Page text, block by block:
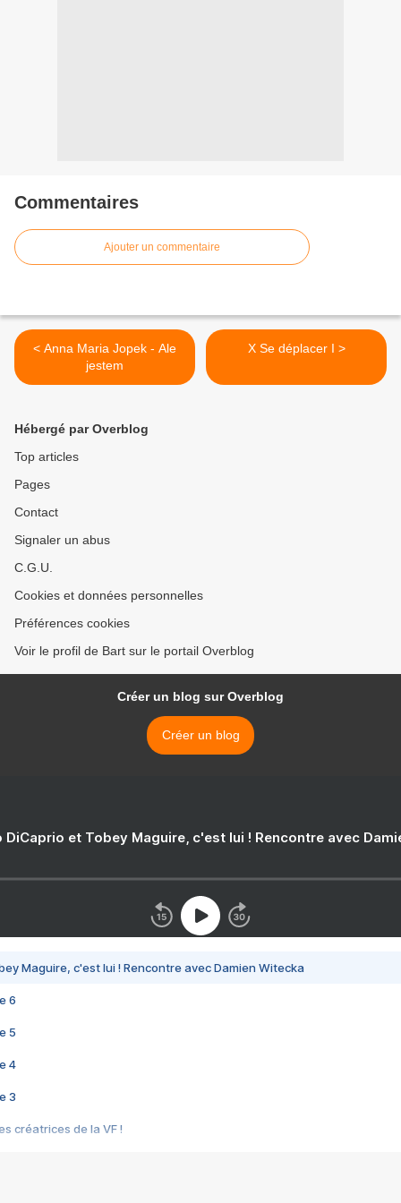
Commentaires
Ajouter un commentaire
< Anna Maria Jopek - Ale
jestem
X Se déplacer I >
Hébergé par Overblog
Top articles
Pages
Contact
Signaler un abus
C.G.U.
Cookies et données personnelles
Préférences cookies
Voir le profil de Bart sur le portail Overblog
Créer un blog sur Overblog
Créer un blog
DiCaprio et Tobey Maguire, c'est lui ! Rencontre avec
Maguire, c'est lui ! Rencontre avec Damien Witecka
6
5
4
3
créatrices de la VF !